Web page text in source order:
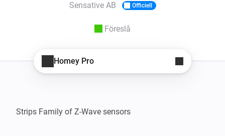
Sensative AB Officiell
Föreslå
Homey Pro
Strips Family of Z-Wave sensors